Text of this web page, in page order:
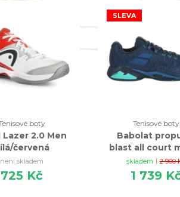
boty
Lazer 2.0 Men
červená
není skladem
725 Kč
SLEVA
Tenisové boty
Babolat
blast all court
skladem | 2 900
1 739